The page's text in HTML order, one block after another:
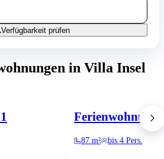
Verfügbarkeit prüfen
in Villa Insel
Ferienwohnung
87 m² bis 4 Pers.